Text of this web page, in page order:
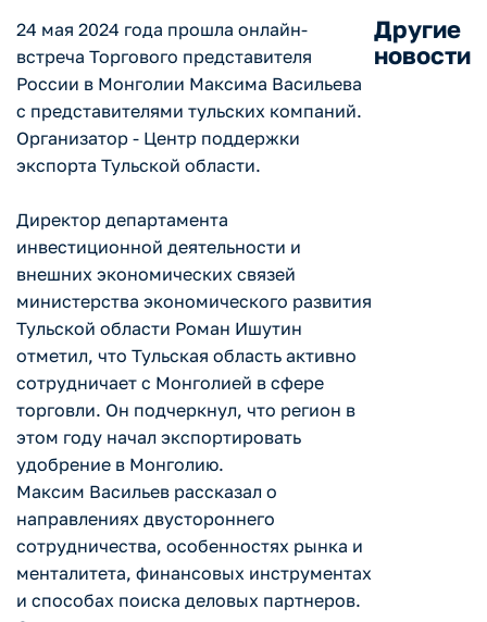
24 мая 2024 года прошла онлайн-
встреча Торгового представителя
России в Монголии Максима Васильева
с представителями тульских компаний.
Организатор - Центр поддержки
экспорта Тульской области.
Директор департамента
инвестиционной деятельности и
внешних экономических связей
министерства экономического развития
Тульской области Роман Ишутин
отметил, что Тульская область активно
сотрудничает с Монголией в сфере
торговли. Он подчеркнул, что регион в
этом году начал экспортировать
удобрение в Монголию.
Максим Васильев рассказал о
направлениях двустороннего
сотрудничества, особенностях рынка и
менталитета, финансовых инструментах
и способах поиска деловых партнеров.
Другие
новости